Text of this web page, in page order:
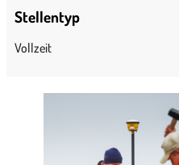
Stellentyp
Vollzeit